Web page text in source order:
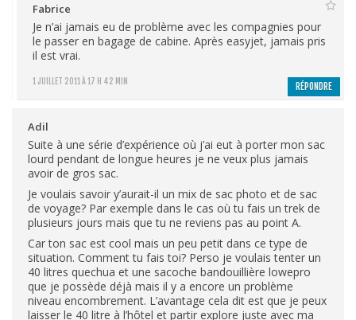
Fabrice
1 JUILLET 2011 À 17 H 42 MIN
Je n’ai jamais eu de problème avec les compagnies pour
le passer en bagage de cabine. Après easyjet, jamais pris
il est vrai.
RÉPONDRE
Adil
Suite à une série d’expérience où j’ai eut à porter mon sac
lourd pendant de longue heures je ne veux plus jamais
avoir de gros sac.
Je voulais savoir y’aurait-il un mix de sac photo et de sac
de voyage? Par exemple dans le cas où tu fais un trek de
plusieurs jours mais que tu ne reviens pas au point A.
Car ton sac est cool mais un peu petit dans ce type de
situation. Comment tu fais toi? Perso je voulais tenter un
40 litres quechua et une sacoche bandouillière lowepro
que je possède déjà mais il y a encore un problème
niveau encombrement. L’avantage cela dit est que je peux
laisser le 40 litre à l’hôtel et partir explore juste avec ma